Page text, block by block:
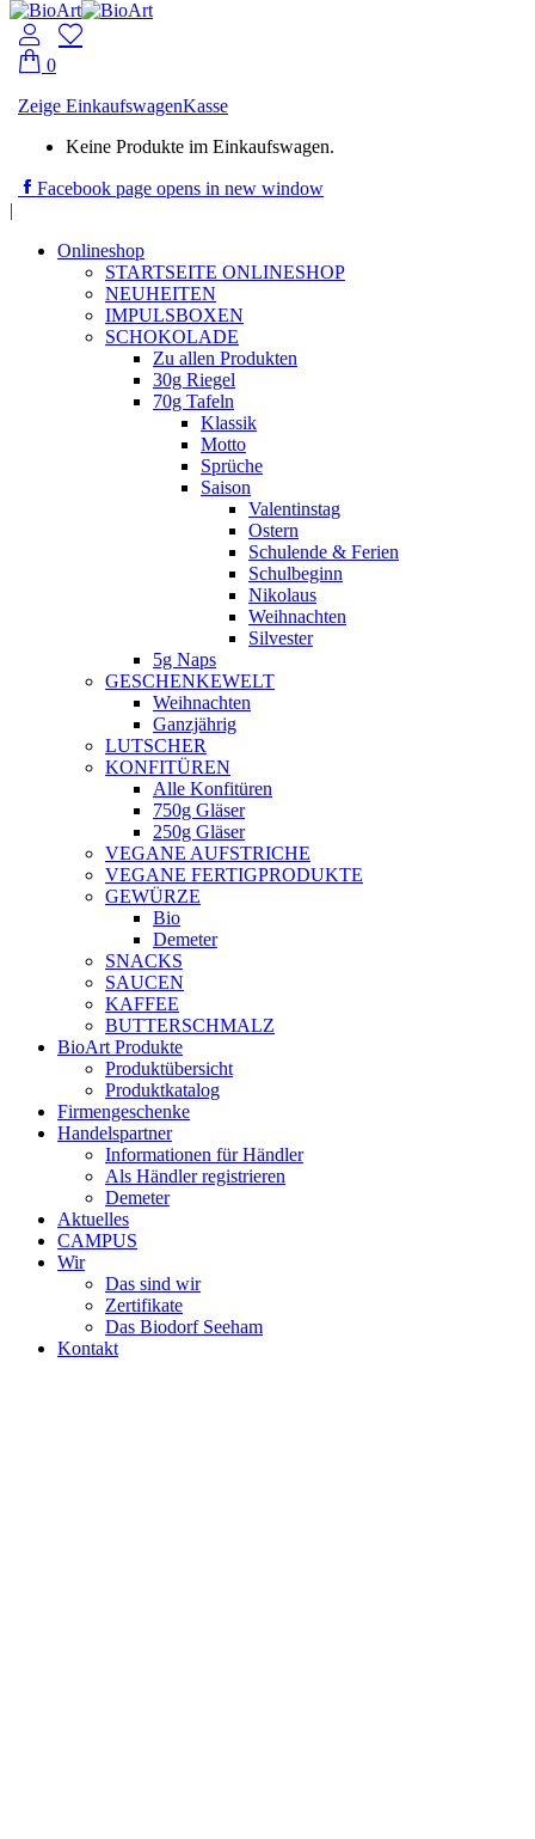
0
Zeige EinkaufswagenKasse
Keine Produkte im Einkaufswagen.
Facebook page opens in new window
|
Onlineshop
STARTSEITE ONLINESHOP
NEUHEITEN
IMPULSBOXEN
SCHOKOLADE
Zu allen Produkten
30g Riegel
70g Tafeln
Klassik
Motto
Sprüche
Saison
Valentinstag
Ostern
Schulende & Ferien
Schulbeginn
Nikolaus
Weihnachten
Silvester
5g Naps
GESCHENKEWELT
Weihnachten
Ganzjährig
LUTSCHER
KONFITÜREN
Alle Konfitüren
750g Gläser
250g Gläser
VEGANE AUFSTRICHE
VEGANE FERTIGPRODUKTE
GEWÜRZE
Bio
Demeter
SNACKS
SAUCEN
KAFFEE
BUTTERSCHMALZ
BioArt Produkte
Produktübersicht
Produktkatalog
Firmengeschenke
Handelspartner
Informationen für Händler
Als Händler registrieren
Demeter
Aktuelles
CAMPUS
Wir
Das sind wir
Zertifikate
Das Biodorf Seeham
Kontakt